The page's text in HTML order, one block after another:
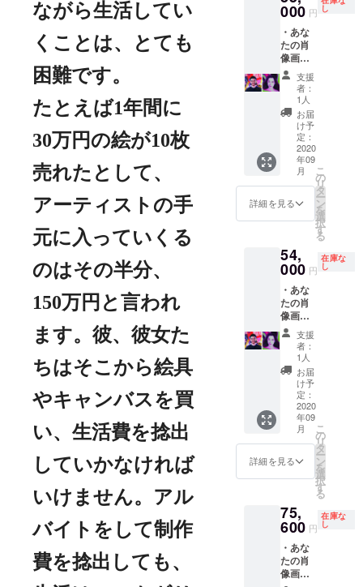
ながら生活してい
くことは、とても
困難です。
たとえば1年間に
30万円の絵が10枚
売れたとして、
アーティストの手
元に入っていくる
のはその半分、
150万円と言われ
ます。彼、彼女た
ちはそこから絵具
やキャンバスを買
い、生活費を捻出
していかなければ
いけません。アル
バイトをして制作
費を捻出しても、
方、
ペッ
ト、思
い入れ
のある
品の肖
像画を
描きま
す。こ
ちらは
限定１
枚の見
ごたえ
たっぷ
りの60
号サイ
さらに
有名に
なりま
す。
「アー
トは投
資とも
似てい
る」と
言う方
もいま
す。伊
藤彩に
肖像画
を描い
ても
らった
と、お
友達に
してい
ただけ
ます。
000 円 し
・あな
たの肖
像画
（10㎝
×10㎝）
oil on
panel
CAMPF
IRE限定
で特別
企画と
して、
伊藤彩
があな
た、あ
なたの
方、
ペット
や思い
出の品
の肖像
画を描
きま
す。写
真を1枚
メール
でお送
りいた
だき、
それを
もとに
肖像画
を制作
メージ
などは
基本的
に伊藤
彩にお
まかせ
支援
者：
1人
お届
け予
定：
2020
年09
月
詳細を見る
こ
の
リ
タ
ー
ン
を
選
択
す
る
54,
000 円
在庫な
し
・あな
たの肖
像画
15㎝
×15㎝
oil on
panel
CAMPF
IRE限定
で特別
企画と
して、
伊藤彩
があな
たやあ
なたの
方や
ペット
の肖像
画を描
きま
す。写
支援
者：
1人
お届
け予
定：
2020
年09
月
詳細を見る
こ
の
リ
タ
ー
ン
を
選
択
す
る
75,
600 円
在庫な
し
・あな
たの肖
像画